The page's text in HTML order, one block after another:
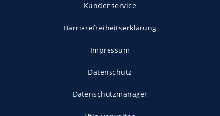
Kundenservice
Barrierefreiheitserklärung
Impressum
Datenschutz
Datenschutzmanager